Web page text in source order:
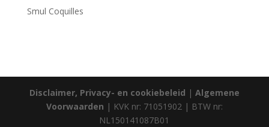
Smul Coquilles
Disclaimer, Privacy- en cookiebeleid | Algemene
Voorwaarden | KVK nr: 71051902 | BTW nr:
NL150141087B01